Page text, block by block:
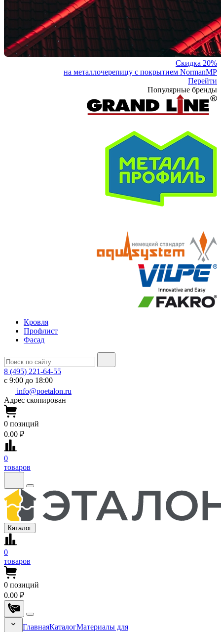
Скидка 20%
на металлочерепицу с покрытием NormanMP
Перейти
Популярные бренды
Кровля
Профлист
Фасад
8 (495) 221-64-55
с 9:00 до 18:00
info@poetalon.ru
Адрес скопирован
0 позиций
0.00 ₽
0
товаров
Каталог
0
товаров
0 позиций
0.00 ₽
ГлавнаяКаталогМатериалы для